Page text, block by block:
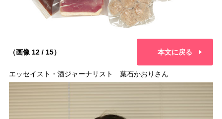
（画像 12 / 15） 本文に戻る
エッセイスト・酒ジャーナリスト 葉石かおりさん